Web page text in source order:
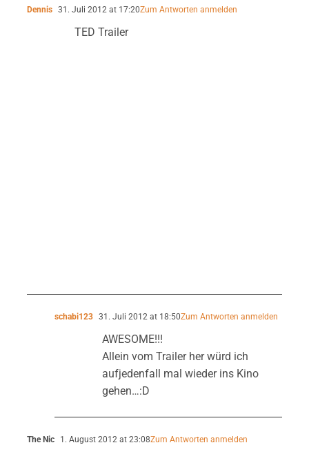
Dennis 31. Juli 2012 at 17:20Zum Antworten anmelden
TED Trailer
schabi123 31. Juli 2012 at 18:50Zum Antworten anmelden
AWESOME!!!
Allein vom Trailer her würd ich
aufjedenfall mal wieder ins Kino
gehen…:D
The Nic 1. August 2012 at 23:08Zum Antworten anmelden